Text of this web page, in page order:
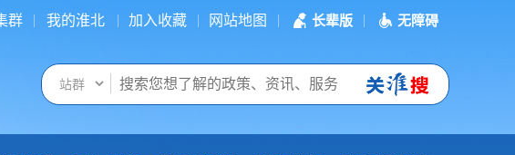
群 我的淮北 加入收藏 网站地图 长辈版 无障碍